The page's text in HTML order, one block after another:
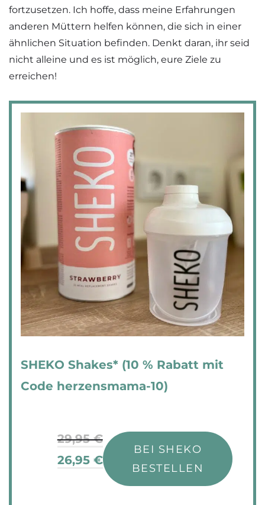
fortzusetzen. Ich hoffe, dass meine Erfahrungen
anderen Müttern helfen können, die sich in einer
ähnlichen Situation befinden. Denkt daran, ihr seid
nicht alleine und es ist möglich, eure Ziele zu
erreichen!
SHEKO Shakes* (10 % Rabatt mit
Code herzensmama-10)
29,95 €
26,95 €
BEI SHEKO
BESTELLEN